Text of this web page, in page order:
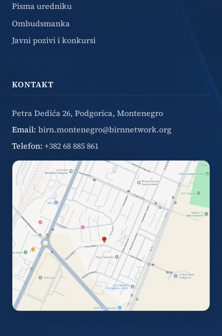
Pisma uredniku
Ombudsmanka
Javni pozivi i konkursi
KONTAKT
Petra Dedića 26, Podgorica, Montenegro
Email: birn.montenegro@birnnetwork.org
Telefon: +382 68 885 861